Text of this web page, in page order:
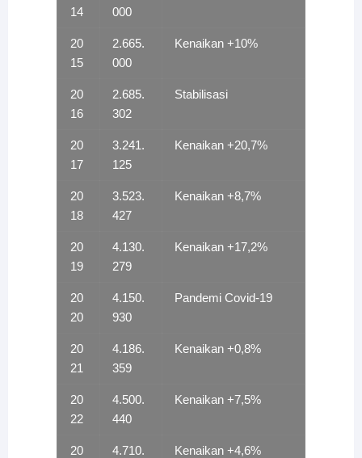
14
000
20
15
2.665.
000
Kenaikan +10%
20
16
2.685.
302
Stabilisasi
20
17
3.241.
125
Kenaikan +20,7%
20
18
3.523.
427
Kenaikan +8,7%
20
19
4.130.
279
Kenaikan +17,2%
20
20
4.150.
930
Pandemi Covid-19
20
21
4.186.
359
Kenaikan +0,8%
20
22
4.500.
440
Kenaikan +7,5%
20
4.710.
Kenaikan +4,6%